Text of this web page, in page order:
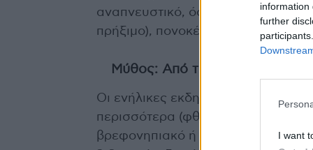
information
further
I want
αναπνευστικό, όσο ενοχλήματα
πρήξιμο), πονοκέφαλος, «δέκατα»,
Μύθος: Από τότε που έκανα το
Οι ενήλικες εκδηλώνουν 2-3
περισσότερα (φθάνουν τα 7-10
βρεφονηπιακό ή τον παιδικό